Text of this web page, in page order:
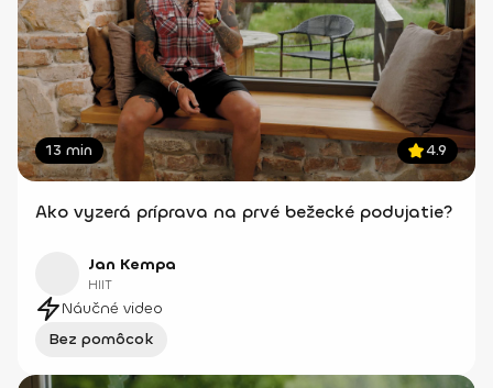
13 min 4.9
Ako vyzerá príprava na prvé bežecké podujatie?
Jan Kempa
HIIT
Náučné video
Bez pomôcok